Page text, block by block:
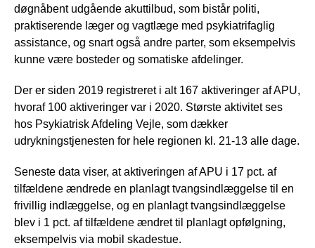
døgnåbent udgående akuttilbud, som bistår politi,
praktiserende læger og vagtlæge med psykiatrifaglig
assistance, og snart også andre parter, som eksempelvis
kunne være bosteder og somatiske afdelinger.
Der er siden 2019 registreret i alt 167 aktiveringer af APU,
hvoraf 100 aktiveringer var i 2020. Største aktivitet ses
hos Psykiatrisk Afdeling Vejle, som dækker
udrykningstjenesten for hele regionen kl. 21-13 alle dage.
Seneste data viser, at aktiveringen af APU i 17 pct. af
tilfældene ændrede en planlagt tvangsindlæggelse til en
frivillig indlæggelse, og en planlagt tvangsindlæggelse
blev i 1 pct. af tilfældene ændret til planlagt opfølgning,
eksempelvis via mobil skadestue.